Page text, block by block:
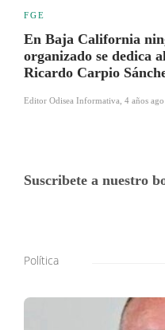
FGE
En Baja California
organizado se dedica
Ricardo Carpio
Editor Odisea Informativa 4 años ago
Suscribete a nuestro
Política